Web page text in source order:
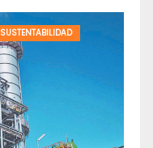
SUSTENTABILIDAD